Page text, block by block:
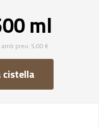
ml
preu: 5,00 €
cistella